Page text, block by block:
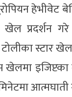
हेभीवेट
प्रदर्शन गरे
स्टार
खेलमा